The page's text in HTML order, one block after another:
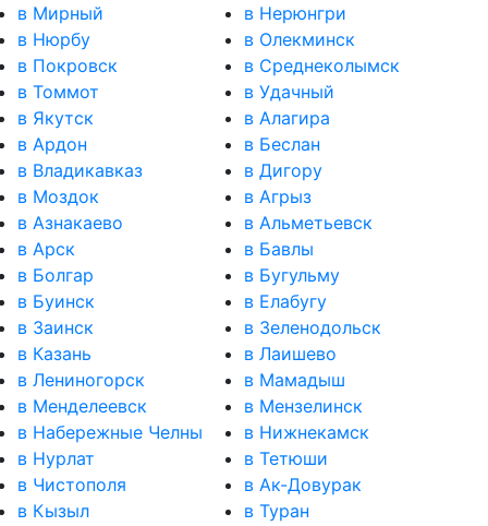
в Мирный
в Нерюнгри
в Нюрбу
в Олекминск
в Покровск
в Среднеколымск
в Томмот
в Удачный
в Якутск
в Алагира
в Ардон
в Беслан
в Владикавказ
в Дигору
в Моздок
в Агрыз
в Азнакаево
в Альметьевск
в Арск
в Бавлы
в Болгар
в Бугульму
в Буинск
в Елабугу
в Заинск
в Зеленодольск
в Казань
в Лаишево
в Лениногорск
в Мамадыш
в Менделеевск
в Мензелинск
в Набережные Челны
в Нижнекамск
в Нурлат
в Тетюши
в Чистополя
в Ак-Довурак
в Кызыл
в Туран